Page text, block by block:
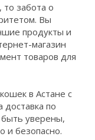
забота о
Вы
продукты и
магазин
товаров для
в Астане с
по
уверены,
и безопасно.